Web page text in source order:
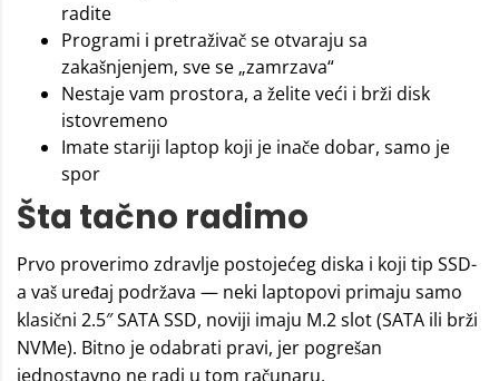
radite
Programi i pretraživač se otvaraju sa
zakašnjenjem, sve se „zamrzava“
Nestaje vam prostora, a želite veći i brži disk
istovremeno
Imate stariji laptop koji je inače dobar, samo je
spor
Šta tačno radimo
Prvo proverimo zdravlje postojećeg diska i koji tip SSD-
a vaš uređaj podržava — neki laptopovi primaju samo
klasični 2.5″ SATA SSD, noviji imaju M.2 slot (SATA ili brži
NVMe). Bitno je odabrati pravi, jer pogrešan
jednostavno ne radi u tom računaru.